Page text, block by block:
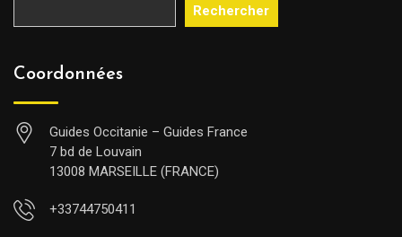
Rechercher
Coordonnées
Guides Occitanie – Guides France
7 bd de Louvain
13008 MARSEILLE (FRANCE)
+33744750411